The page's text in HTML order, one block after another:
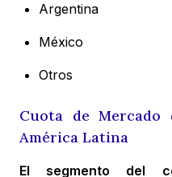
Argentina
México
Otros
Cuota de Mercado
América Latina
El segmento del